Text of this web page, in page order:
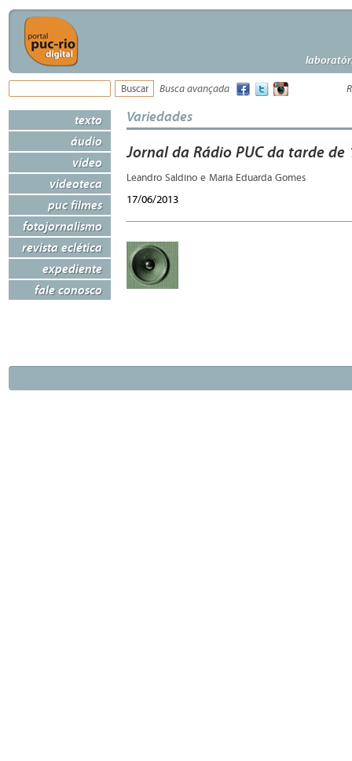
Busca avançada
texto
áudio
vídeo
videoteca
puc filmes
fotojornalismo
revista eclética
expediente
fale conosco
Variedades
Jornal da Rádio PUC da tarde de
Leandro Saldino e Maria Eduarda Gomes
17/06/2013